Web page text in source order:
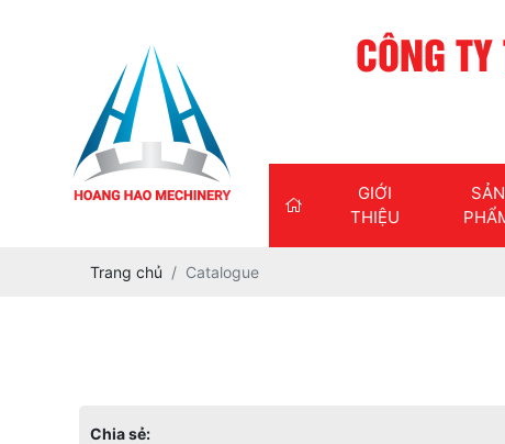
CÔNG
GIỚI
THIỆU
SẢN
Trang chủ Catalogue
Chia sẻ: